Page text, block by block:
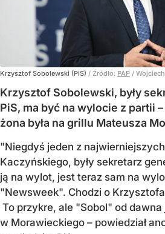
Krzysztof Sobolewski (PiS) / Źródło: PAP /
Krzysztof Sobolewski, były
PiS, ma być na wylocie z partii
żona była na grillu Mateusza
"Niegdyś jeden z
Kaczyńskiego, były sekretarz
ją na wylot, jest teraz sam na
"Newsweek". Chodzi o
To przykre, ale "Sobol" od
w Morawieckiego – powiedział